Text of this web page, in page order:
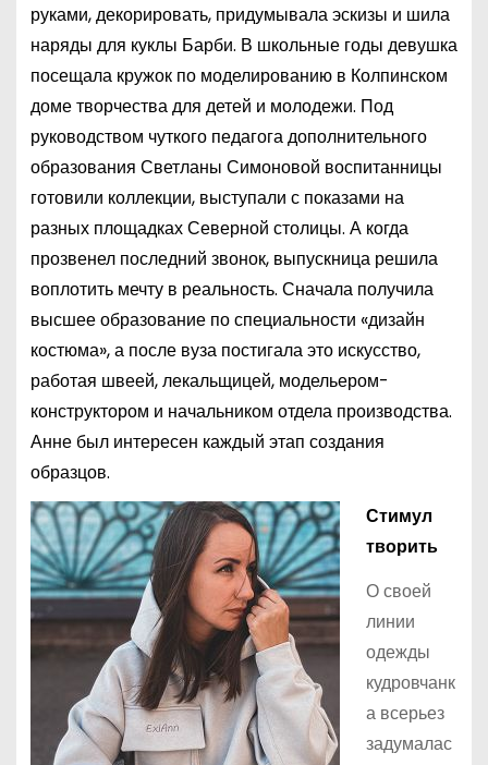
руками, декорировать, придумывала эскизы и шила
наряды для куклы Барби. В школьные годы девушка
посещала кружок по моделированию в Колпинском
доме творчества для детей и молодежи. Под
руководством чуткого педагога дополнительного
образования Светланы Симоновой воспитанницы
готовили коллекции, выступали с показами на
разных площадках Северной столицы. А когда
прозвенел последний звонок, выпускница решила
воплотить мечту в реальность. Сначала получила
высшее образование по специальности «дизайн
костюма», а после вуза постигала это искусство,
работая швеей, лекальщицей, модельером-
конструктором и начальником отдела производства.
Анне был интересен каждый этап создания
образцов.
Стимул
творить
О своей
линии
одежды
кудровчанк
а всерьез
задумалас